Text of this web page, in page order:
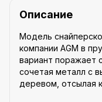
Описание
Модель
компании AGM в
вариант поражает
сочетая металл с
деревом, отсылая